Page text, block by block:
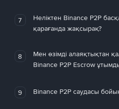
7
Неліктен Binance P2P
қарағанда жақсырақ?
8
Мен өзімді алаяқтықтан
Binance P2P Escrow
9 Binance P2P саудасы